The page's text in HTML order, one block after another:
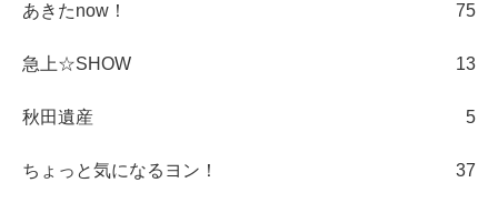
あきたnow！ 75
急上☆SHOW 13
秋田遺産 5
ちょっと気になるヨン！ 37